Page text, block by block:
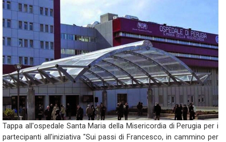
Tappa all'ospedale Santa Maria della Misericordia di Perugia per i
partecipanti all'iniziativa "Sui passi di Francesco, in cammino per